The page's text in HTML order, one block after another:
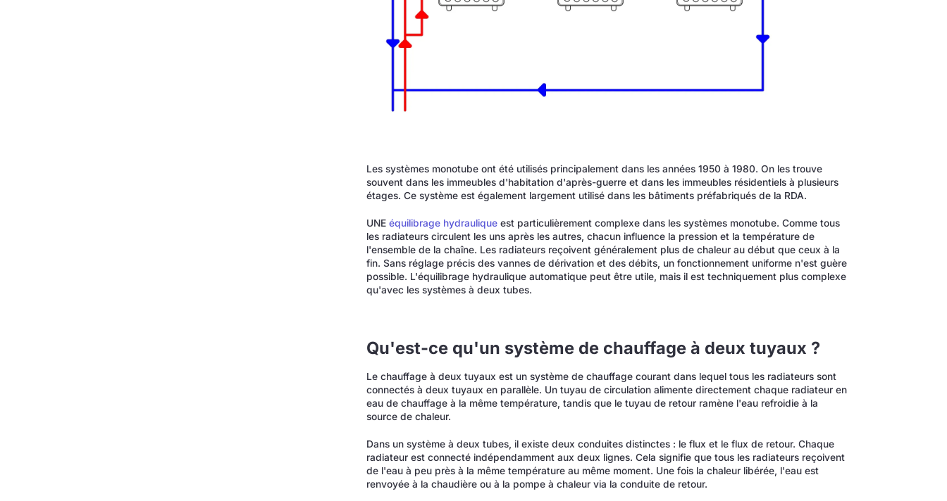
Les systèmes monotube ont été utilisés principalement dans les années 1950 à 1980. On les trouve
souvent dans les immeubles d'habitation d'après-guerre et dans les immeubles résidentiels à plusieurs
étages. Ce système est également largement utilisé dans les bâtiments préfabriqués de la RDA.
UNEéquilibrage hydraulique est particulièrement complexe dans les systèmes monotube. Comme tous
les radiateurs circulent les uns après les autres, chacun influence la pression et la température de
l'ensemble de la chaîne. Les radiateurs reçoivent généralement plus de chaleur au début que ceux à la
fin. Sans réglage précis des vannes de dérivation et des débits, un fonctionnement uniforme n'est guère
possible. L'équilibrage hydraulique automatique peut être utile, mais il est techniquement plus complexe
qu'avec les systèmes à deux tubes.
Qu'est-ce qu'un système de chauffage à deux tuyaux ?
Le chauffage à deux tuyaux est un système de chauffage courant dans lequel tous les radiateurs sont
connectés à deux tuyaux en parallèle. Un tuyau de circulation alimente directement chaque radiateur en
eau de chauffage à la même température, tandis que le tuyau de retour ramène l'eau refroidie à la
source de chaleur.
Dans un système à deux tubes, il existe deux conduites distinctes : le flux et le flux de retour. Chaque
radiateur est connecté indépendamment aux deux lignes. Cela signifie que tous les radiateurs reçoivent
de l'eau à peu près à la même température au même moment. Une fois la chaleur libérée, l'eau est
renvoyée à la chaudière ou à la pompe à chaleur via la conduite de retour.